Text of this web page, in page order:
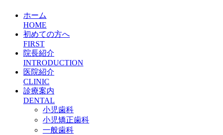
ホーム
HOME
初めての方へ
FIRST
院長紹介
INTRODUCTION
医院紹介
CLINIC
診療案内
DENTAL
小児歯科
小児矯正歯科
一般歯科